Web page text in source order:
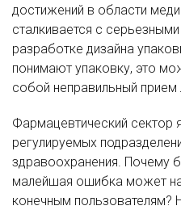
достижений в области
сталкивается с
разработке дизайна
понимают упаковку, это
собой неправильный прием
Фармацевтический сектор
регулируемых
здравоохранения. Почему
малейшая ошибка может
конечным пользователям?